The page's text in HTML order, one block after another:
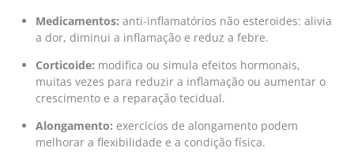
Medicamentos: anti-inflamatórios não esteroides: alivia
a dor, diminui a inflamação e reduz a febre.
Corticoide: modifica ou simula efeitos hormonais,
muitas vezes para reduzir a inflamação ou aumentar o
crescimento e a reparação tecidual.
Alongamento: exercícios de alongamento podem
melhorar a flexibilidade e a condição física.